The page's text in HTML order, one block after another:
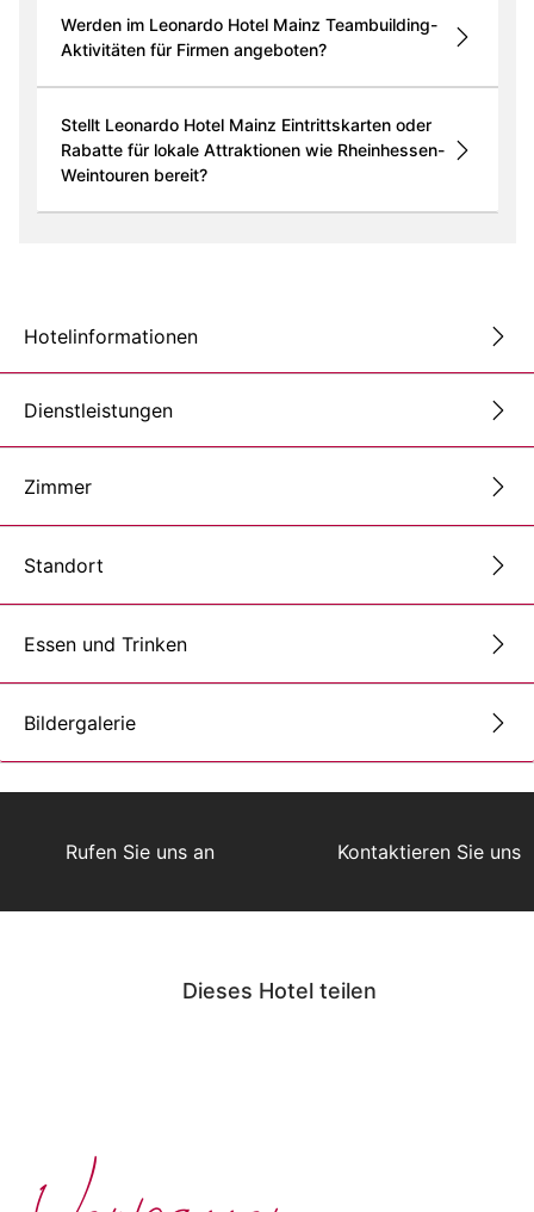
Werden im Leonardo Hotel Mainz Teambuilding-
Aktivitäten für Firmen angeboten?
Stellt Leonardo Hotel Mainz Eintrittskarten oder
Rabatte für lokale Attraktionen wie Rheinhessen-
Weintouren bereit?
Hotelinformationen
Dienstleistungen
Zimmer
Standort
Essen und Trinken
Bildergalerie
Rufen Sie uns an Kontaktieren Sie uns
Dieses Hotel teilen